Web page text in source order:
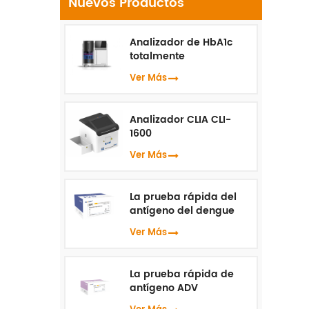
Analizador de HbA1c
totalmente
automatizado HLC-100
Ver Más
Analizador CLIA CLI-
1600
Ver Más
La prueba rápida del
antígeno del dengue
NS1
Ver Más
La prueba rápida de
antígeno ADV